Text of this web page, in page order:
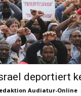
deportiert
Audiatur-Online -